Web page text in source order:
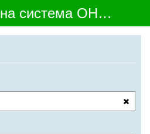
Інформаційна система ОНМедУ